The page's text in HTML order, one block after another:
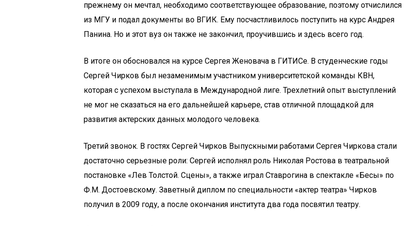
прежнему он мечтал, необходимо соответствующее образование, поэтому отчислился
из МГУ и подал документы во ВГИК. Ему посчастливилось поступить на курс Андрея
Панина. Но и этот вуз он также не закончил, проучившись и здесь всего год.
В итоге он обосновался на курсе Сергея Женовача в ГИТИСе. В студенческие годы
Сергей Чирков был незаменимым участником университетской команды КВН,
которая с успехом выступала в Международной лиге. Трехлетний опыт выступлений
не мог не сказаться на его дальнейшей карьере, став отличной площадкой для
развития актерских данных молодого человека.
Третий звонок. В гостях Сергей Чирков Выпускными работами Сергея Чиркова стали
достаточно серьезные роли: Сергей исполнял роль Николая Ростова в театральной
постановке «Лев Толстой. Сцены», а также играл Ставрогина в спектакле «Бесы» по
Ф.М. Достоевскому. Заветный диплом по специальности «актер театра» Чирков
получил в 2009 году, а после окончания института два года посвятил театру.